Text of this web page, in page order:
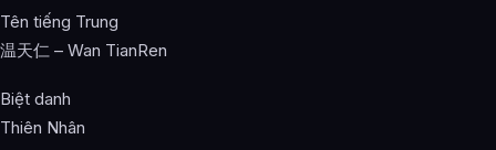
Tên tiếng Trung
温天仁 – Wan TianRen
Biệt danh
Thiên Nhân